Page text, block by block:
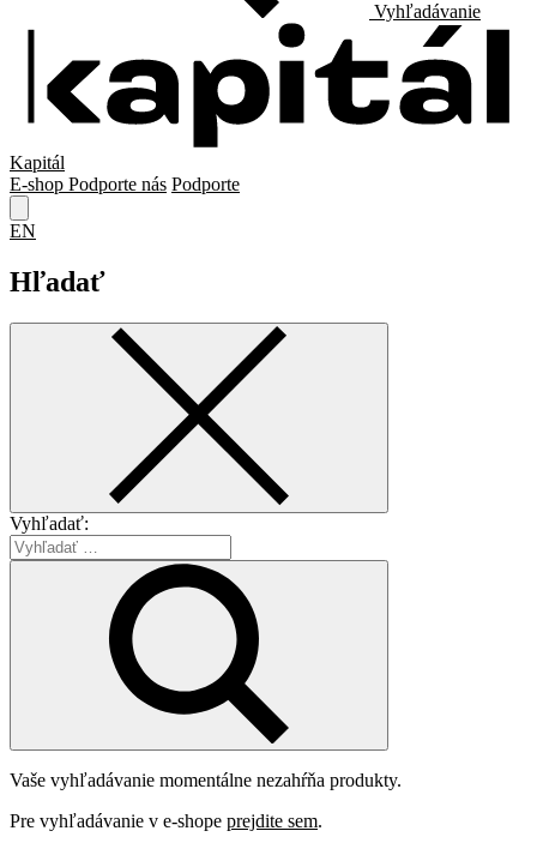
Vyhľadávanie
Kapitál
E-shop Podporte nás Podporte
EN
Hľadať
Vyhľadať:
Vaše vyhľadávanie momentálne nezahŕňa produkty.
Pre vyhľadávanie v e-shope prejdite sem.